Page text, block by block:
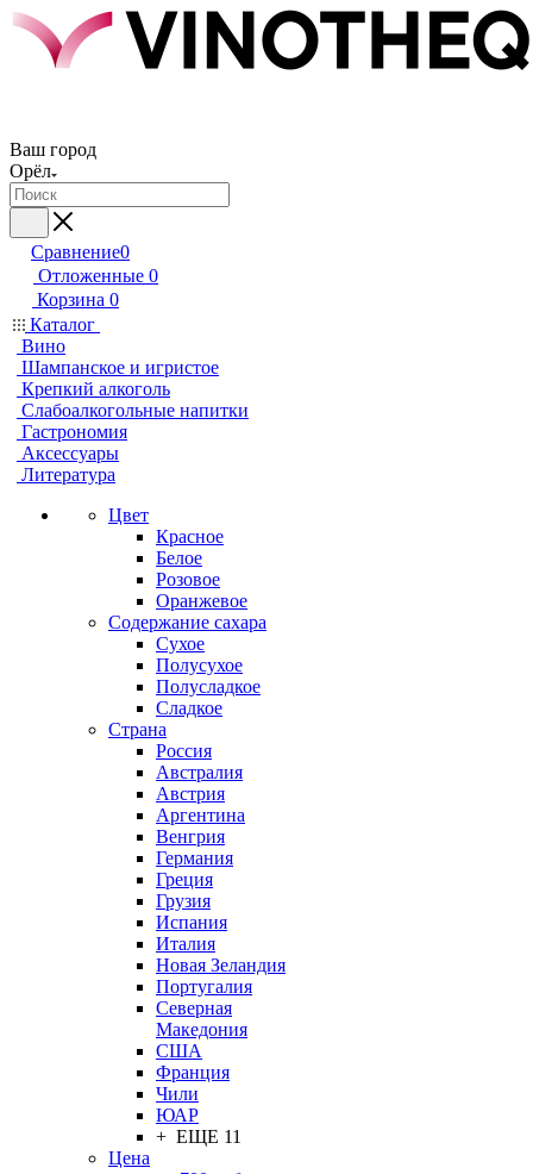
Ваш город
Орёл
Сравнение0
Отложенные 0
Корзина 0
Каталог
Вино
Шампанское и игристое
Крепкий алкоголь
Слабоалкогольные напитки
Гастрономия
Аксессуары
Литература
Цвет
Красное
Белое
Розовое
Оранжевое
Содержание сахара
Сухое
Полусухое
Полусладкое
Сладкое
Страна
Россия
Австралия
Австрия
Аргентина
Венгрия
Германия
Греция
Грузия
Испания
Италия
Новая Зеландия
Португалия
Северная
Македония
США
Франция
Чили
ЮАР
+ ЕЩЕ 11
Цена